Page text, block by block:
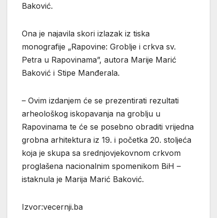
Baković.
Ona je najavila skori izlazak iz tiska
monografije „Rapovine: Groblje i crkva sv.
Petra u Rapovinama”, autora Marije Marić
Baković i Stipe Manđerala.
– Ovim izdanjem će se prezentirati rezultati
arheološkog iskopavanja na groblju u
Rapovinama te će se posebno obraditi vrijedna
grobna arhitektura iz 19. i početka 20. stoljeća
koja je skupa sa srednjovjekovnom crkvom
proglašena nacionalnim spomenikom BiH –
istaknula je Marija Marić Baković.
Izvor:vecernji.ba